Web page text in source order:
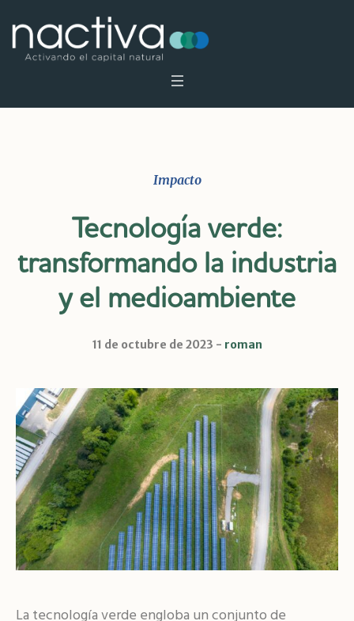
Impacto
Tecnología verde:
transformando la industria
y el medioambiente
11 de octubre de 2023 roman
La tecnología verde engloba un conjunto de